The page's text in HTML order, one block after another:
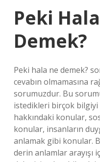
Peki
Demek?
Peki hala ne demek?
cevabın olmamasına
sorumuzdur. Bu
istedikleri birçok bilgiyi
hakkındaki konular,
konular, insanların
anlamak gibi konular.
derin anlamlar arayışı